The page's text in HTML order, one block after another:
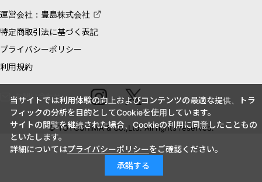
運営会社：豊島株式会社
特定商取引法に基づく表記
プライバシーポリシー
利用規約
お問い合わせ
© TOYOSHIMA & Co.,Ltd. All rights reserved.
当サイトでは利用体験の向上およびコンテンツの最適な提供、トラ
フィックの分析を目的としてCookieを使用しています。
サイトの閲覧を継続された場合、Cookieの利用に同意したこともの
といたします。
詳細についてはプライバシーポリシーをご確認ください。
承諾する